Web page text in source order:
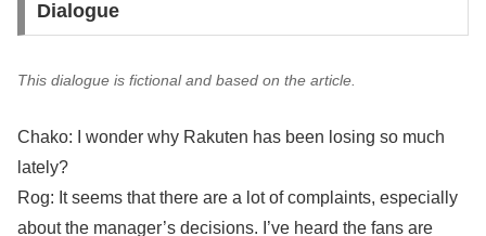
Dialogue
This dialogue is fictional and based on the article.
Chako: I wonder why Rakuten has been losing so much
lately?
Rog: It seems that there are a lot of complaints, especially
about the manager’s decisions. I’ve heard the fans are